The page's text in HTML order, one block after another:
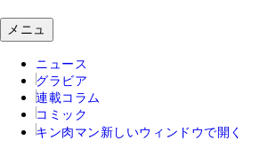
メニュ
ニュース
グラビア
連載コラム
コミック
キン肉マン 新しいウィンドウで開く